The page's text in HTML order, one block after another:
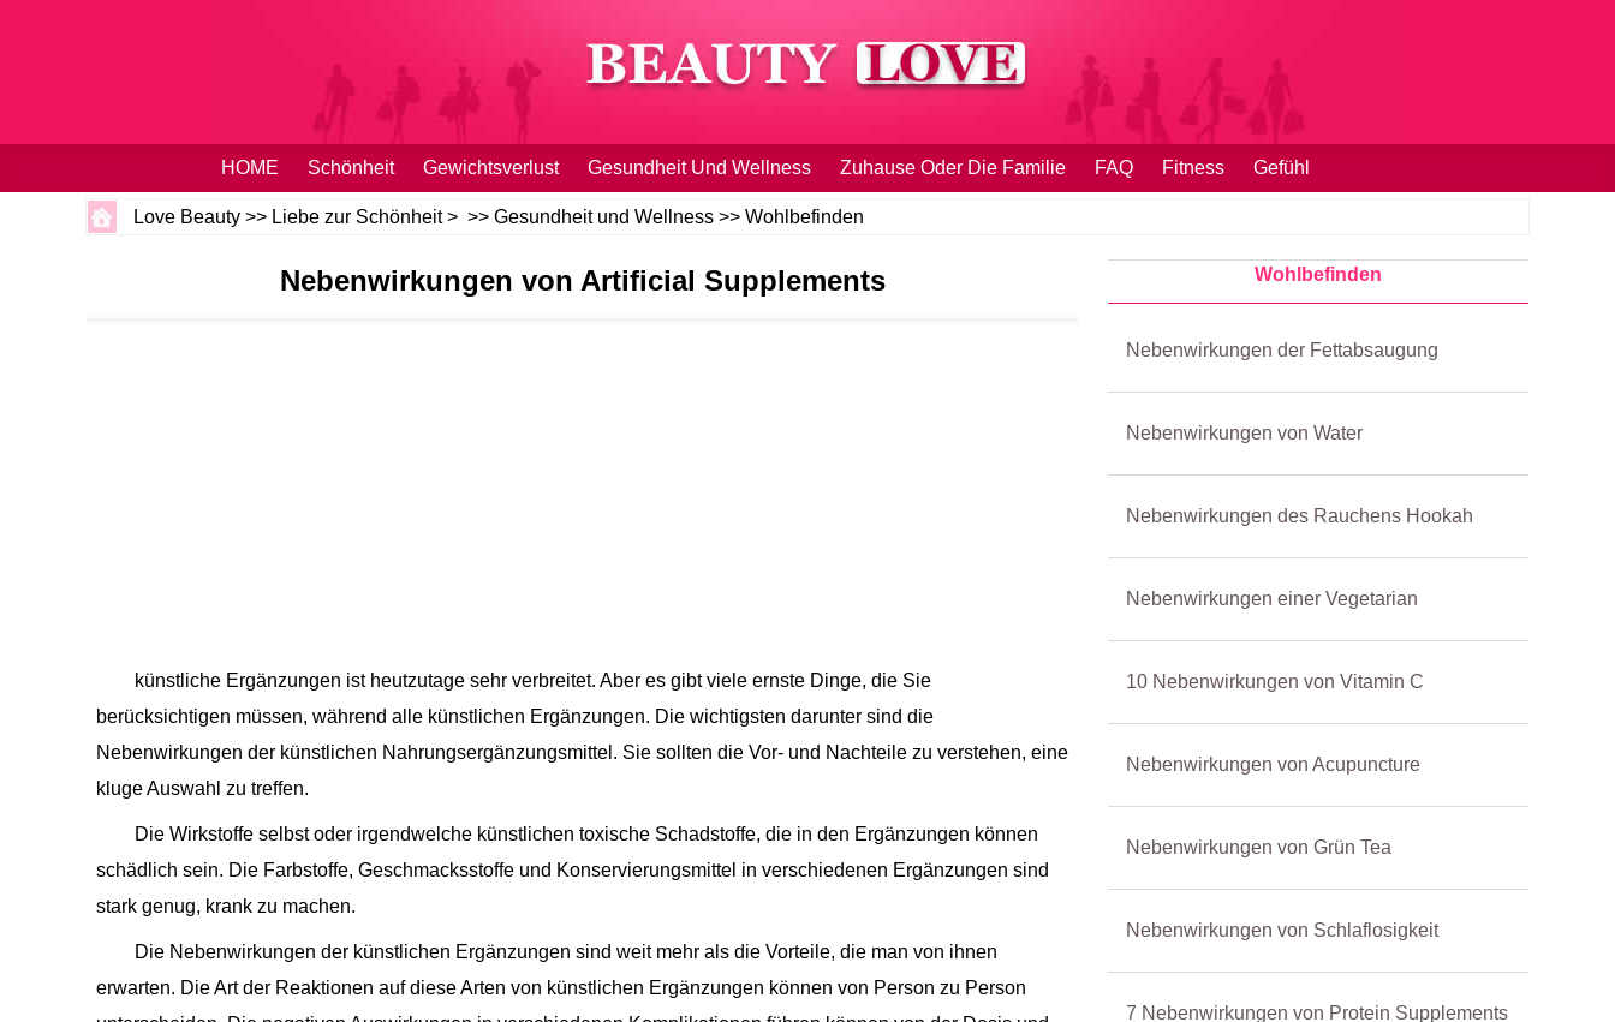
HOME Schönheit Gewichtsverlust Gesundheit Und Wellness Zuhause Oder Die Familie FAQ Fitness Gefühl
Love Beauty >> Liebe zur Schönheit> >> Gesundheit und Wellness >> Wohlbefinden
Nebenwirkungen von Artificial Supplements
künstliche Ergänzungen ist heutzutage sehr verbreitet. Aber es gibt viele ernste Dinge, die Sie
berücksichtigen müssen, während alle künstlichen Ergänzungen. Die wichtigsten darunter sind die
Nebenwirkungen der künstlichen Nahrungsergänzungsmittel. Sie sollten die Vor- und Nachteile zu verstehen, eine
kluge Auswahl zu treffen.
Die Wirkstoffe selbst oder irgendwelche künstlichen toxische Schadstoffe, die in den Ergänzungen können
schädlich sein. Die Farbstoffe, Geschmacksstoffe und Konservierungsmittel in verschiedenen Ergänzungen sind
stark genug, krank zu machen.
Die Nebenwirkungen der künstlichen Ergänzungen sind weit mehr als die Vorteile, die man von ihnen
erwarten. Die Art der Reaktionen auf diese Arten von künstlichen Ergänzungen können von Person zu Person
Wohlbefinden
Nebenwirkungen der Fettabsaugung
Nebenwirkungen von Water
Nebenwirkungen des Rauchens Hookah
Nebenwirkungen einer Vegetarian
10 Nebenwirkungen von Vitamin C
Nebenwirkungen von Acupuncture
Nebenwirkungen von Grün Tea
Nebenwirkungen von Schlaflosigkeit
7 Nebenwirkungen von Protein Supplements